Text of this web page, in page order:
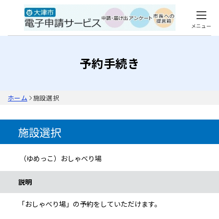
メニュー
予約手続き
ホーム 施設選択
施設選択
（ゆめっこ）おしゃべり場
説明
「おしゃべり場」の予約をしていただけます。